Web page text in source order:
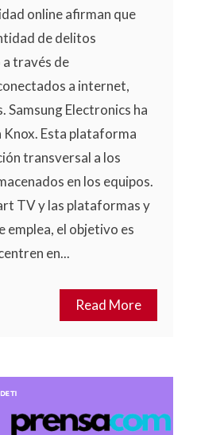
online afirman que
de delitos
través de
a internet,
Samsung Electronics ha
Esta plataforma
transversal a los
en los equipos.
TV y las plataformas y
emplea, el objetivo es
en...
Read More